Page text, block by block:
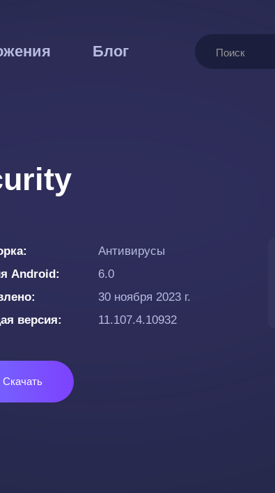
Блог Поиск
Антивирусы
Android
6.0
30 ноября 2023 г.
версия
11.107.4.10932
Скачать